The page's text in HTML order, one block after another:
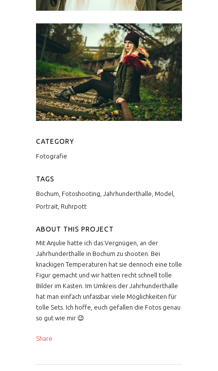
CATEGORY
Fotografie
TAGS
Bochum, Fotoshooting, Jahrhunderthalle, Model,
Portrait, Ruhrpott
ABOUT THIS PROJECT
Mit Anjulie hatte ich das Vergnügen, an der
Jahrhunderthalle in Bochum zu shooten. Bei
knackigen Temperaturen hat sie dennoch eine tolle
Figur gemacht und wir hatten recht schnell tolle
Bilder im Kasten. Im Umkreis der Jahrhunderthalle
hat man einfach unfassbar viele Möglichkeiten für
tolle Sets. Ich hoffe, euch gefallen die Fotos genau
so gut wie mir 😉
Share